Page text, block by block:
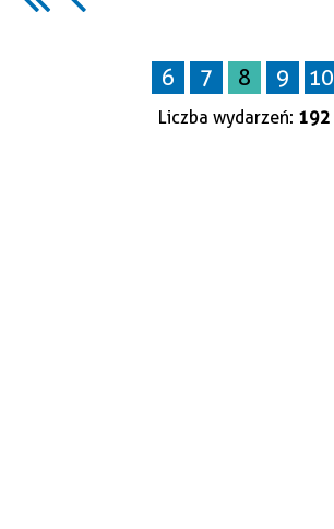
6 7 8 9 10
Liczba wydarzeń: 192